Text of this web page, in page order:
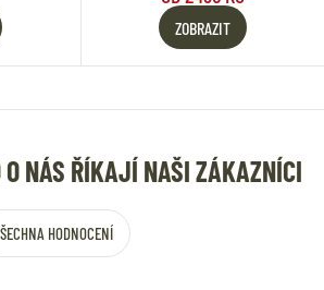
ZOBRAZIT
O NÁS ŘÍKAJÍ NAŠI ZÁKAZNÍCI
HODNOCENÍ